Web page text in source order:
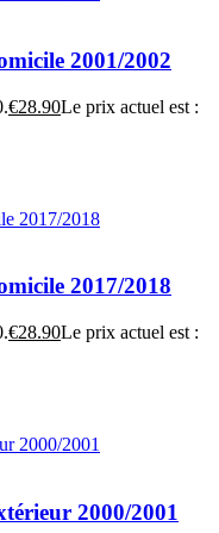
2001/2002
€28.90Le prix actuel est :
2017/2018
€28.90Le prix actuel est :
2000/2001